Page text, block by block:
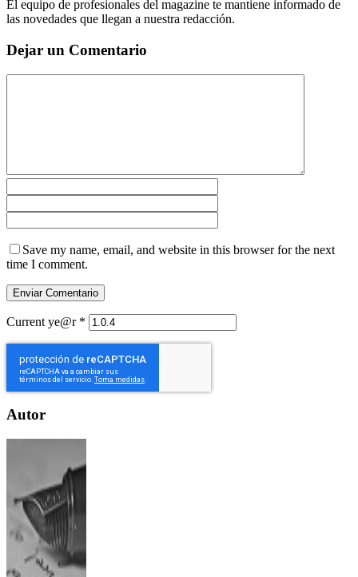
El equipo de profesionales del magazine te mantiene informado de
las novedades que llegan a nuestra redacción.
Dejar un Comentario
Save my name, email, and website in this browser for the next
time I comment.
Current ye@r *
Autor